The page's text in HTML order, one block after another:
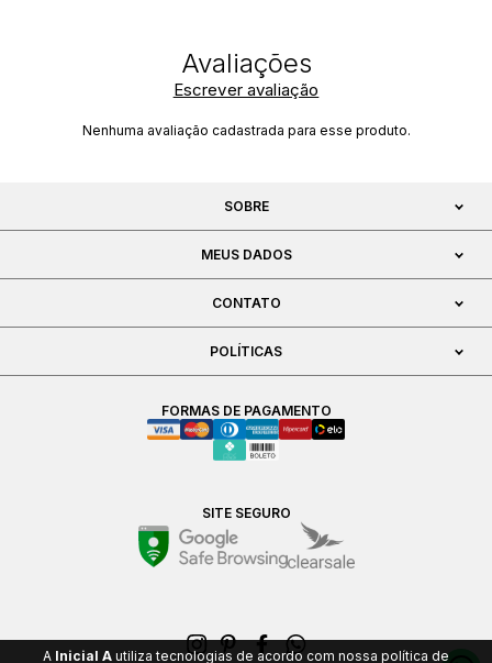
Escrever avaliação
Nenhuma avaliação cadastrada para esse produto.
SOBRE
MEUS DADOS
CONTATO
POLÍTICAS
FORMAS DE PAGAMENTO
SITE SEGURO
A Inicial A utiliza tecnologias de acordo com nossa política de